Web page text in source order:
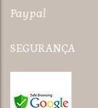
Paypal
SEGURANÇA